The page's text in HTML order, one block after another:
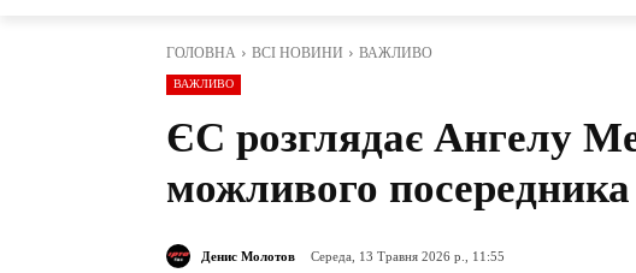
ГОЛОВНА ВСІ НОВИНИ ВАЖЛИВО
ВАЖЛИВО
ЄС розглядає Ангелу
можливого
Денис Молотов Середа, 13 Травня 2026 р., 11:55